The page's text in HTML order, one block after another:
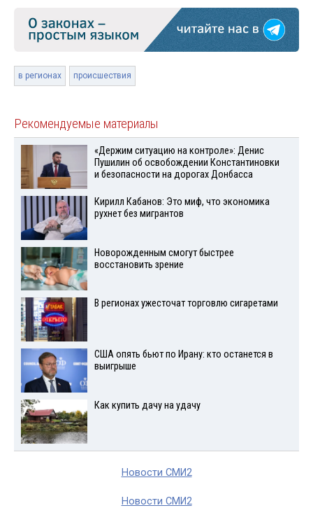
в регионах происшествия
Рекомендуемые материалы
«Держим ситуацию на контроле»: Денис
Пушилин об освобождении Константиновки
и безопасности на дорогах Донбасса
Кирилл Кабанов: Это миф, что экономика
рухнет без мигрантов
Новорожденным смогут быстрее
восстановить зрение
В регионах ужесточат торговлю сигаретами
США опять бьют по Ирану: кто останется в
выигрыше
Как купить дачу на удачу
Новости СМИ2
Новости СМИ2